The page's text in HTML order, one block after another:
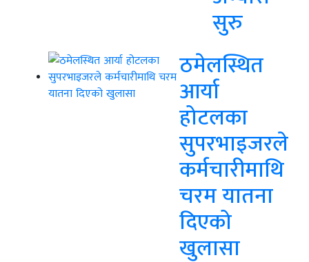
सुरु
ठमेलस्थित
आर्या
होटलका
सुपरभाइजरले
कर्मचारीमाथि
चरम यातना
दिएको
खुलासा